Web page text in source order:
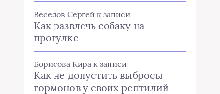
Веселов Сергей к записи
Как развлечь собаку на
прогулке
Борисова Кира к записи
Как не допустить выбросы
гормонов у своих рептилий